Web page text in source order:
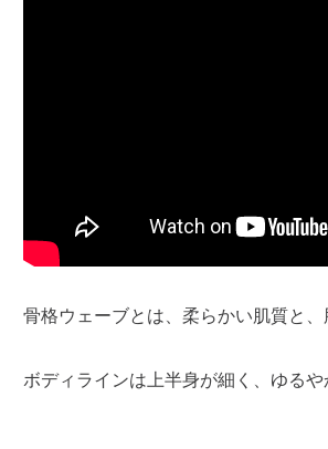
骨格ウェーブとは、柔らかい肌質と
ボディラインは上半身が細く、ゆるや